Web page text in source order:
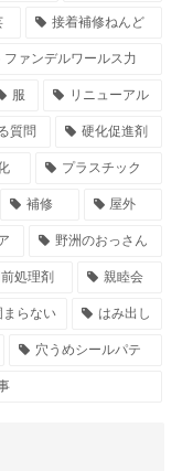
接着補修ねんど
ファンデルワールス力
服 リニューアル
質問 硬化促進剤
プラスチック
補修 屋外
野洲のおっさん
処理剤 親睦会
まらない はみ出し
穴うめシールパテ